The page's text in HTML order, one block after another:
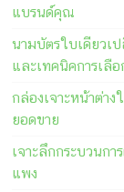
แบรนด์คุณ
นามบัตรใบเดียวเ
และเทคนิคการเลื
กล่องเจาะหน้าต่า
ยอดขาย
เจาะลึกกระบวนก
แพง